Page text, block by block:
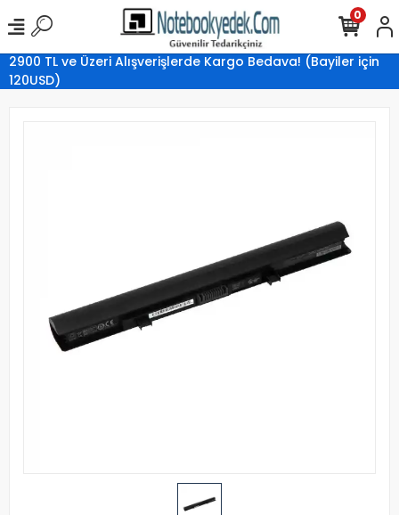
2900 TL ve Üzeri Alışverişlerde Kargo Bedava! (Bayiler için
120USD)
0